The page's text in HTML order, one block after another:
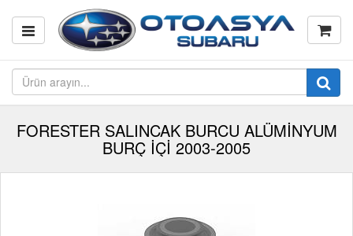
FORESTER SALINCAK BURCU ALÜMİNYUM
BURÇ İÇİ 2003-2005